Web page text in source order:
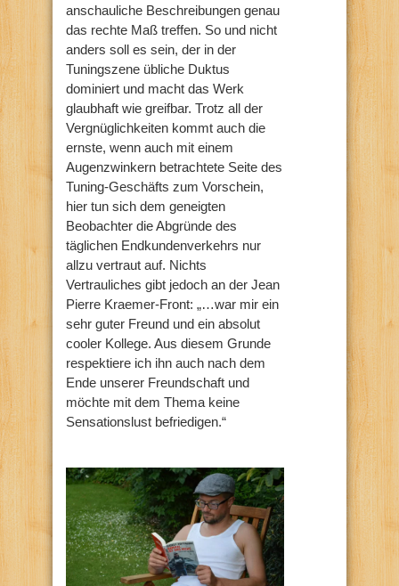
anschauliche Beschreibungen genau
das rechte Maß treffen. So und nicht
anders soll es sein, der in der
Tuningszene übliche Duktus
dominiert und macht das Werk
glaubhaft wie greifbar. Trotz all der
Vergnüglichkeiten kommt auch die
ernste, wenn auch mit einem
Augenzwinkern betrachtete Seite des
Tuning-Geschäfts zum Vorschein,
hier tun sich dem geneigten
Beobachter die Abgründe des
täglichen Endkundenverkehrs nur
allzu vertraut auf. Nichts
Vertrauliches gibt jedoch an der Jean
Pierre Kraemer-Front: „…war mir ein
sehr guter Freund und ein absolut
cooler Kollege. Aus diesem Grunde
respektiere ich ihn auch nach dem
Ende unserer Freundschaft und
möchte mit dem Thema keine
Sensationslust befriedigen.“